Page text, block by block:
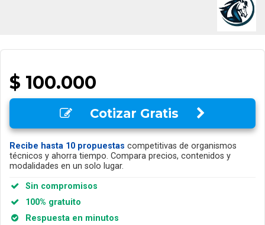
$ 100.000
Cotizar Gratis
Recibe hasta 10 propuestas competitivas de organismos
técnicos y ahorra tiempo. Compara precios, contenidos y
modalidades en un solo lugar.
Sin compromisos
100% gratuito
Respuesta en minutos